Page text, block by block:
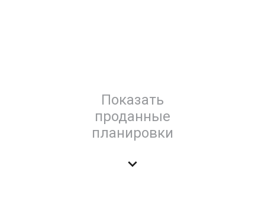
Показать
проданные
планировки
